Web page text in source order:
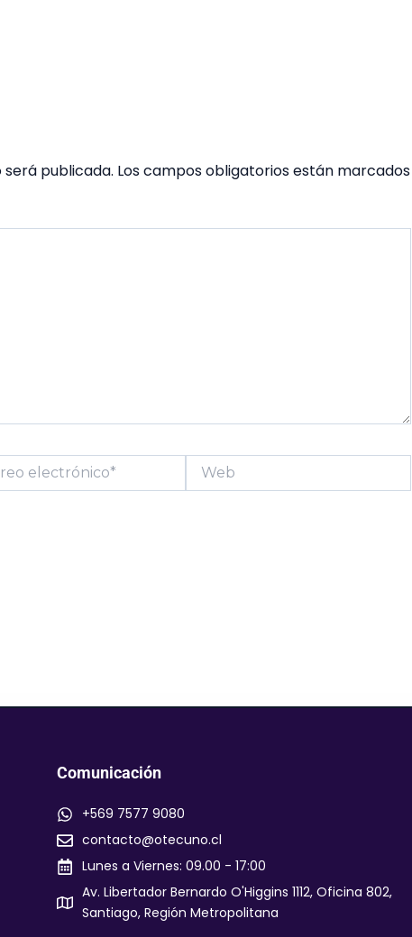
publicada. Los campos obligatorios están marcados
Web
Comunicación
+569 7577 9080
contacto@otecuno.cl
Lunes a Viernes: 09.00 - 17:00
Av. Libertador Bernardo O'Higgins 1112, Oficina 802,
Santiago, Región Metropolitana